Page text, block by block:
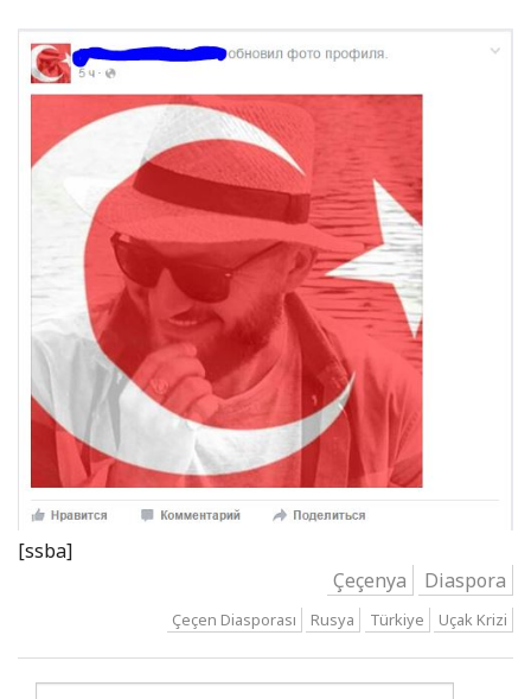
[ssba]
Çeçenya
Diaspora
Çeçen Diasporası Rusya Türkiye Uçak Krizi